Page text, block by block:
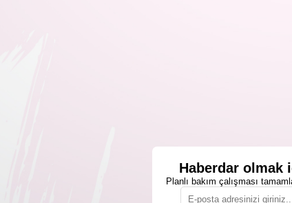
Haberdar olmak
Planlı bakım çalışması